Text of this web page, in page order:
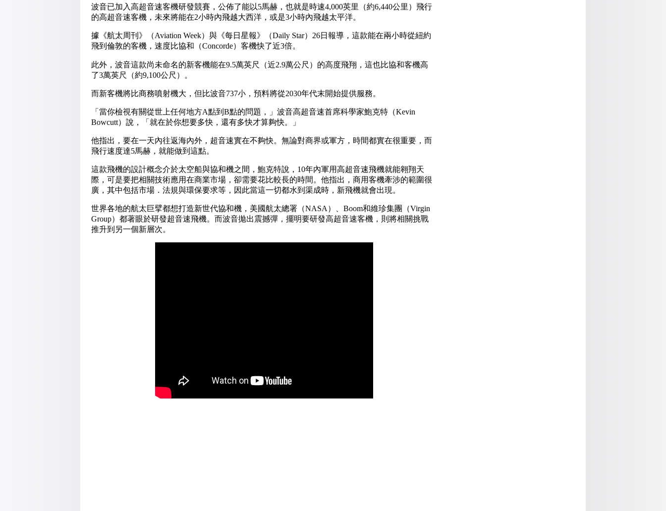
波音已加入高超音速客機研發競賽，公佈了能以5馬赫，也就是時速4,000英里（約6,440公里）飛行
的高超音速客機，未來將能在2小時內飛越大西洋，或是3小時內飛越太平洋。
據《航太周刊》（Aviation Week）與《每日星報》（Daily Star）26日報導，這款能在兩小時從紐約
飛到倫敦的客機，速度比協和（Concorde）客機快了近3倍。
此外，波音這款尚未命名的新客機能在9.5萬英尺（近2.9萬公尺）的高度飛翔，這也比協和客機高
了3萬英尺（約9,100公尺）。
而新客機將比商務噴射機大，但比波音737小，預料將從2030年代末開始提供服務。
「當你檢視有關從世上任何地方A點到B點的問題，」波音高超音速首席科學家鮑克特（Kevin
Bowcutt）說，「就在於你想要多快，還有多快才算夠快。」
他指出，要在一天內往返海內外，超音速實在不夠快。無論對商界或軍方，時間都實在很重要，而
飛行速度達5馬赫，就能做到這點。
這款飛機的設計概念介於太空船與協和機之間，鮑克特說，10年內軍用高超音速飛機就能翱翔天
際，可是要把相關技術應用在商業市場，卻需要花比較長的時間。他指出，商用客機牽涉的範圍很
廣，其中包括市場．法規與環保要求等，因此當這一切都水到渠成時，新飛機就會出現。
世界各地的航太巨擘都想打造新世代協和機，美國航太總署（NASA）、Boom和維珍集團（Virgin
Group）都著眼於研發超音速飛機。而波音拋出震撼彈，擺明要研發高超音速客機，則將相關挑戰
推升到另一個新層次。